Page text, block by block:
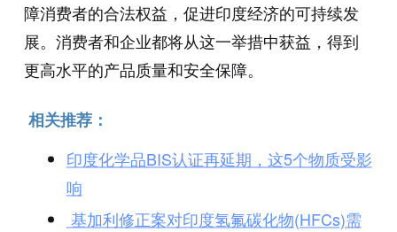
障消费者的合法权益，促进印度经济的可持续发
展。消费者和企业都将从这一举措中获益，得到
更高水平的产品质量和安全保障。
相关推荐：
印度化学品BIS认证再延期，这5个物质受影
响
基加利修正案对印度氢氟碳化物(HFCs)需